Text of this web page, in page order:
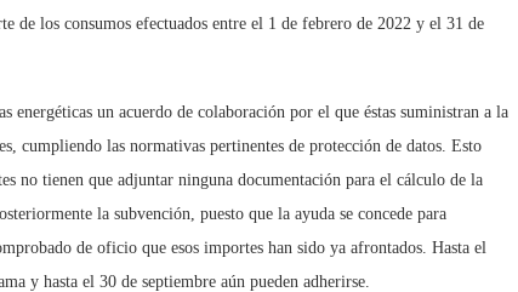
de los consumos efectuados entre el 1 de febrero de 2022 y el 31 de
energéticas un acuerdo de colaboración por el que éstas suministran a la
cumpliendo las normativas pertinentes de protección de datos. Esto
no tienen que adjuntar ninguna documentación para el cálculo de la
la subvención, puesto que la ayuda se concede para
de oficio que esos importes han sido ya afrontados. Hasta el
y hasta el 30 de septiembre aún pueden adherirse.